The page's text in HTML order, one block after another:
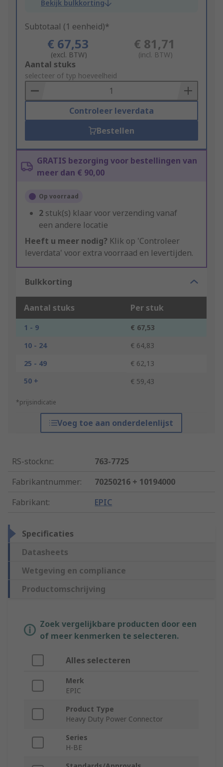
Bekijk bulkkorting
Subtotaal (1 eenheid)*
€ 67,53
(excl. BTW)
€ 81,71
(incl. BTW)
Add
to
Basket
Aantal stuks
selecteer of typ hoeveelheid
Controleer leverdata
Bestellen
GRATIS bezorging voor bestellingen van
meer dan € 90,00
Op voorraad
2 stuk(s) klaar voor verzending vanaf
een andere locatie
Heeft u meer nodig? Klik op 'Controleer
leverdata' voor extra voorraad en levertijden.
Bulkkorting
Aantal stuks Per stuk
1 - 9
€ 67,53
10 - 24
€ 64,83
25 - 49
€ 62,13
50 +
€ 59,43
*prijsindicatie
Voeg toe aan onderdelenlijst
RS-stocknr.:
763-7725
Fabrikantnummer:
70250216 + 10194000
Fabrikant: EPIC
Specificaties
Datasheets
Wetgeving en compliance
Productomschrijving
Zoek vergelijkbare producten door een
of meer kenmerken te selecteren.
Alles selecteren
Merk
EPIC
Product Type
Heavy Duty Power Connector
Series
H-BE